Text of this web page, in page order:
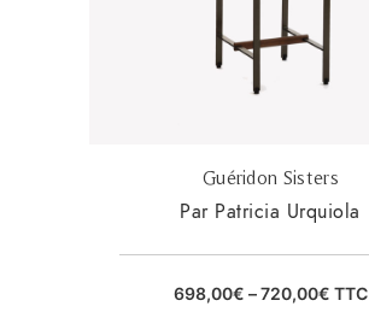
Guéridon Sisters
Par Patricia Urquiola
698,00€ –720,00€ TTC